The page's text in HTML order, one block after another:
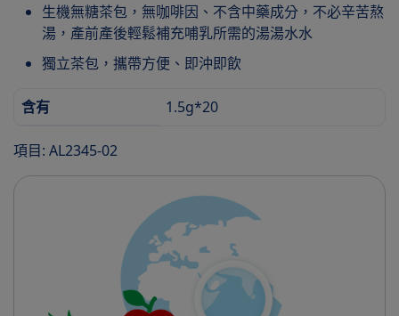
生機無糖茶包，無咖啡因、不含中藥成分，不必辛苦熬
湯，產前產後輕鬆補充哺乳所需的湯湯水水
獨立茶包，攜帶方便、即沖即飲
含有 1.5g*20
項目: AL2345-02